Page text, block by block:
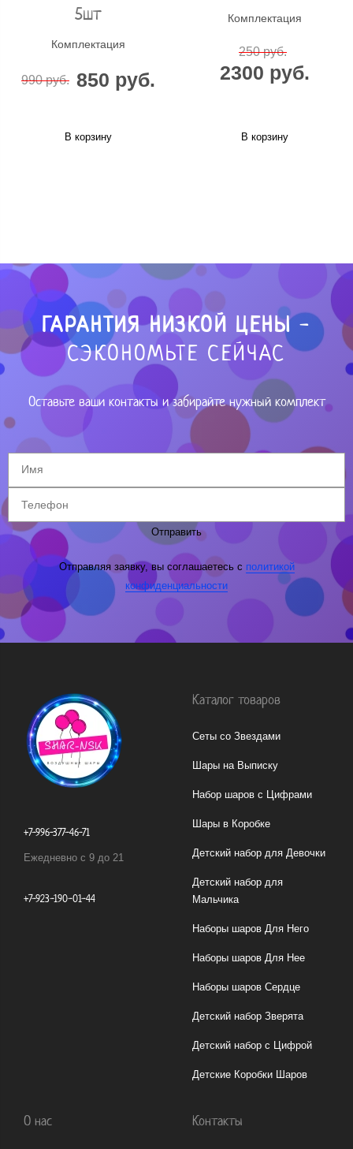
5шт
Комплектация
990 руб. 850 руб.
В корзину
Комплектация
250 руб.
2300 руб.
В корзину
ГАРАНТИЯ НИЗКОЙ ЦЕНЫ-
СЭКОНОМЬТЕ СЕЙЧАС
Оставьте ваши контакты и забирайте нужный комплект
Отправить
Отправляя заявку, вы соглашаетесь с политикой
конфиденциальности
+7-996-377-46-71
Ежедневно с 9 до 21
+7-923-190-01-44
Каталог товаров
Сеты со Звездами
Шары на Выписку
Набор шаров с Цифрами
Шары в Коробке
Детский набор для Девочки
Детский набор для
Мальчика
Наборы шаров Для Него
Наборы шаров Для Нее
Наборы шаров Сердце
Детский набор Зверята
Детский набор с Цифрой
Детские Коробки Шаров
О нас Контакты